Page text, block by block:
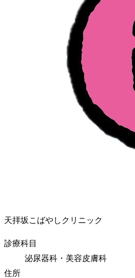
天拝坂こばやしクリニック
診療科目
泌尿器科・美容皮膚科
住所